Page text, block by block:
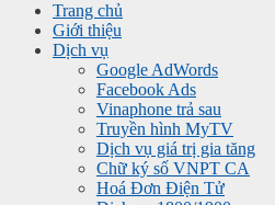
Trang chủ
Giới thiệu
Dịch vụ
Google AdWords
Facebook Ads
Vinaphone trả sau
Truyền hình MyTV
Dịch vụ giá trị gia tăng
Chữ ký số VNPT CA
Hoá Đơn Điện Tử